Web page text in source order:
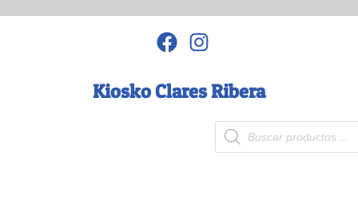
Kiosko Clares Ribera